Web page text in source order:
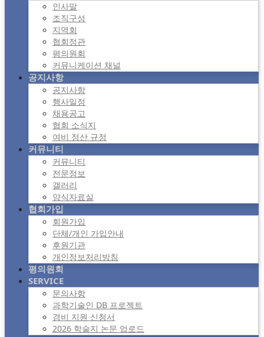
인사말
조직구성
지역회
협회정관
평의원회
커뮤니케이션 채널
공지사항
공지사항
행사일정
채용공고
협회 소식지
여비 정산 규정
커뮤니티
커뮤니티
전문정보
갤러리
양식자료실
협회가입
회원가입
단체/개인 가입안내
후원기관
개인정보처리방침
평의원회
SERVICE
문의사항
과학기술인 DB 프로젝트
경비 지원 신청서
2026 학술지 논문 업로드